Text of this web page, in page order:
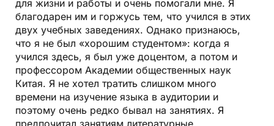
для жизни и работы и очень помогали мне. Я
благодарен им и горжусь тем, что учился в этих
двух учебных заведениях. Однако признаюсь,
что я не был «хорошим студентом»: когда я
учился здесь, я был уже доцентом, а потом и
профессором Академии общественных наук
Китая. Я не хотел тратить слишком много
времени на изучение языка в аудитории и
поэтому очень редко бывал на занятиях. Я